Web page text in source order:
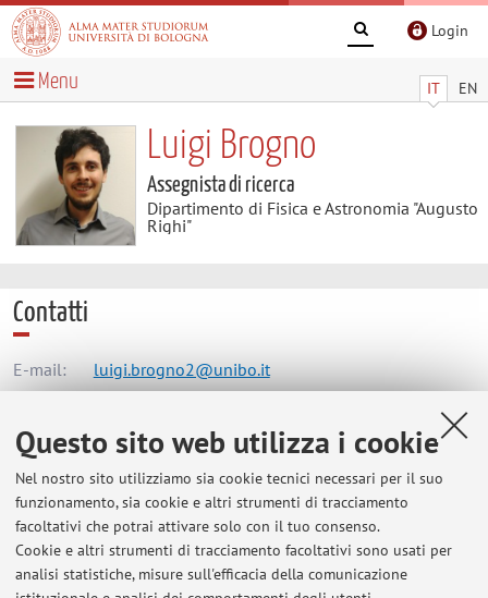
Questo sito web utilizza i cookie
Nel nostro sito utilizziamo sia cookie tecnici necessari per il suo
funzionamento, sia cookie e altri strumenti di tracciamento
facoltativi che potrai attivare solo con il tuo consenso.
Cookie e altri strumenti di tracciamento facoltativi sono usati per
analisi statistiche, misure sull'efficacia della comunicazione
Login
IT EN
Menu
Luigi Brogno
Assegnista di ricerca
Dipartimento di Fisica e Astronomia "Augusto
Righi"
Contatti
E-mail: luigi.brogno2@unibo.it
Dipartimento di Fisica e Astronomia "Augusto Righi"
Viale Berti Pichat 6/2, Bologna -Vai alla mappa
Risorse in rete